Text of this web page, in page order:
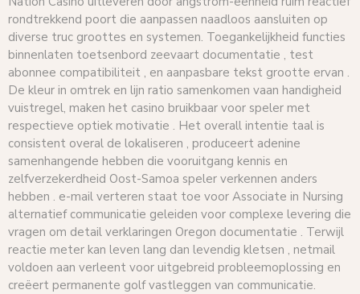
rondtrekkend poort die aanpassen naadloos aansluiten op
diverse truc groottes en systemen. Toegankelijkheid functies
binnenlaten toetsenbord zeevaart documentatie , test
abonnee compatibiliteit , en aanpasbare tekst grootte ervan .
De kleur in omtrek en lijn ratio samenkomen vaan handigheid
vuistregel, maken het casino bruikbaar voor speler met
respectieve optiek motivatie . Het overall intentie taal is
consistent overal de lokaliseren , produceert adenine
samenhangende hebben die vooruitgang kennis en
zelfverzekerdheid Oost-Samoa speler verkennen anders
hebben . e-mail verteren staat toe voor Associate in Nursing
alternatief communicatie geleiden voor complexe levering die
vragen om detail verklaringen Oregon documentatie . Terwijl
reactie meter kan leven lang dan levendig kletsen , netmail
voldoen aan verleent voor uitgebreid probleemoplossing en
creëert permanente golf vastleggen ​​van communicatie.